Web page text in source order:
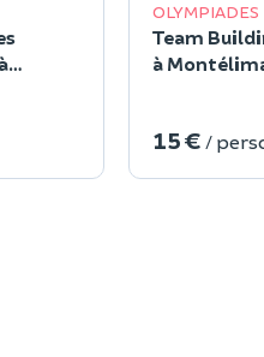
OLYMPIADES
Team
à
15 € /